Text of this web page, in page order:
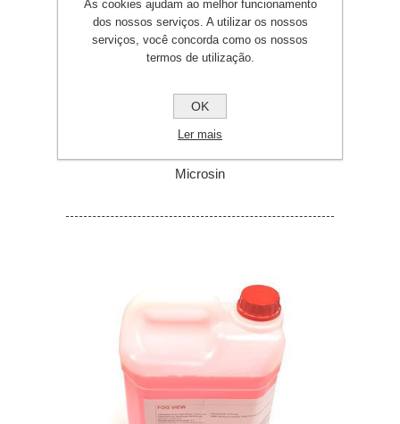
Microsin
As cookies ajudam ao melhor funcionamento
dos nossos serviços. A utilizar os nossos
serviços, você concorda como os nossos
termos de utilização.
OK
Ler mais